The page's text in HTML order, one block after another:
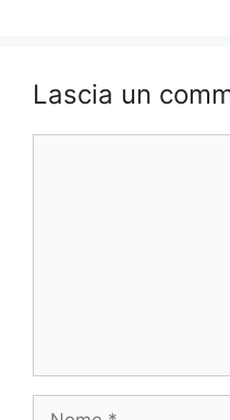
Lascia un
Nome